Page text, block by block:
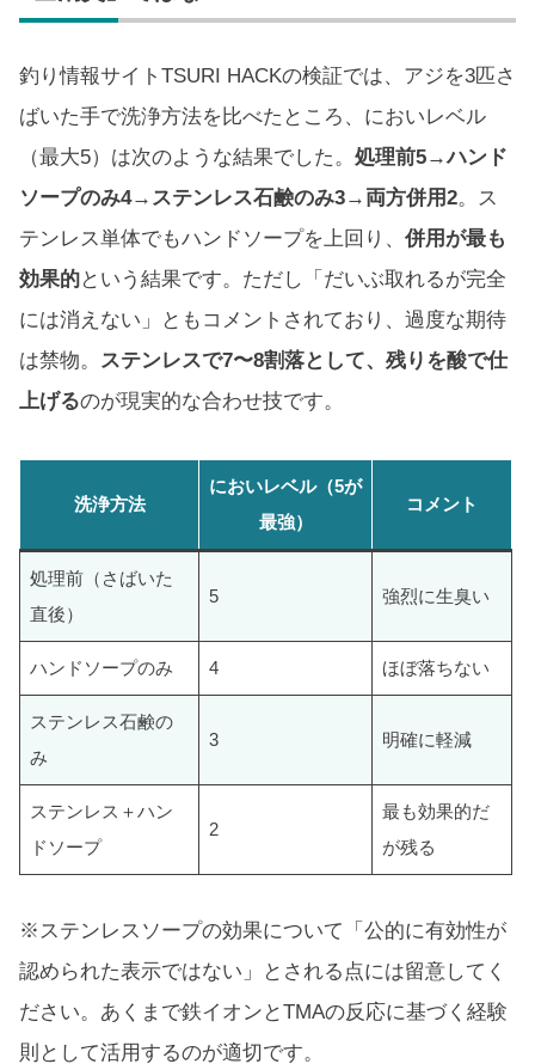
釣り情報サイトTSURI HACKの検証では、アジを3匹さ
ばいた手で洗浄方法を比べたところ、においレベル
（最大5）は次のような結果でした。 処理前5→ハンド
ソープのみ4→ステンレス石鹸のみ3→両方併用2。ス
テンレス単体でもハンドソープを上回り、 併用が最も
効果的という結果です。ただし「だいぶ取れるが完全
には消えない」ともコメントされており、過度な期待
は禁物。 ステンレスで7〜8割落として、残りを酸で仕
上げるのが現実的な合わせ技です。
洗浄方法
においレベル（5が
最強）
コメント
処理前（さばいた
直後）
5 強烈に生臭い
ハンドソープのみ 4 ほぼ落ちない
ステンレス石鹸の
み
3 明確に軽減
ステンレス＋ハン
ドソープ
2
最も効果的だ
が残る
※ステンレスソープの効果について「公的に有効性が
認められた表示ではない」とされる点には留意してく
ださい。あくまで鉄イオンとTMAの反応に基づく経験
則として活用するのが適切です。